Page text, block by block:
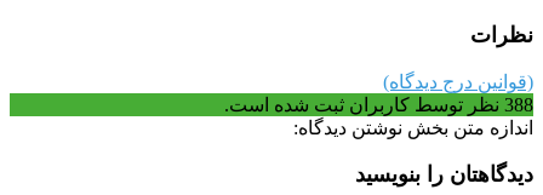
نظرات
(قوانین درج دیدگاه)
388 نظر توسط کاربران ثبت شده است.
اندازه متن بخش نوشتن دیدگاه:
دیدگاهتان را بنویسید